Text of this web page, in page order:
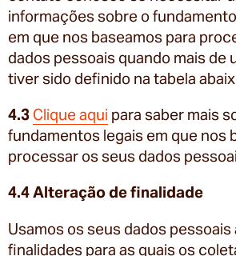
informações sobre o
em que nos baseamos para
dados pessoais quando mais de
tiver sido definido na tabela
4.3 Clique aqui para saber mais
fundamentos legais em que nos
processar os seus dados
4.4 Alteração de finalidade
Usamos os seus dados pessoais
finalidades para as quais os